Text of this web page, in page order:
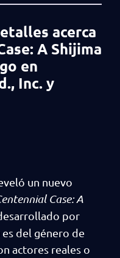
acerca
A Shijima
en
Inc. y
un nuevo
Case: A
por
del género de
actores reales o